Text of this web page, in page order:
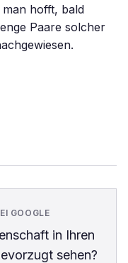
hofft, bald
Paare solcher
GOOGLE
in Ihren
sehen?